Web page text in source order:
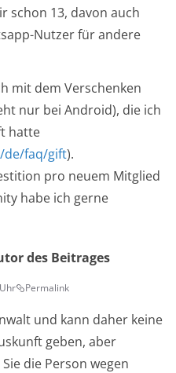
schon 13, davon auch
Nutzer für andere
mit dem Verschenken
nur bei Android), die ich
hatte
de/faq/gift).
pro neuem Mitglied
habe ich gerne
des Beitrages
Permalink
und kann daher keine
geben, aber
die Person wegen